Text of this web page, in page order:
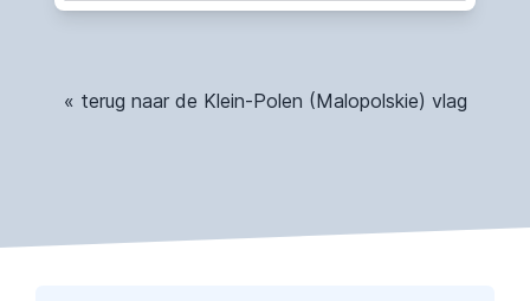
« terug naar de Klein-Polen (Malopolskie) vlag